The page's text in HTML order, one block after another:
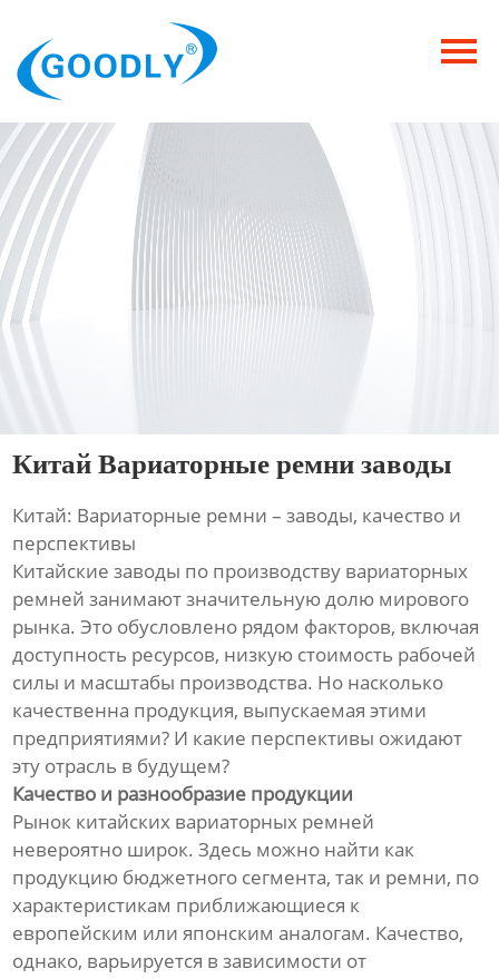
Продукция
ОТРАСЛИ
Категория
Новости
Контакты
Китай Вариаторные ремни заводы
Китай: Вариаторные ремни – заводы, качество и
перспективы
Китайские заводы по производству вариаторных
ремней занимают значительную долю мирового
рынка. Это обусловлено рядом факторов, включая
доступность ресурсов, низкую стоимость рабочей
силы и масштабы производства. Но насколько
качественна продукция, выпускаемая этими
предприятиями? И какие перспективы ожидают
эту отрасль в будущем?
Качество и разнообразие продукции
Рынок китайских вариаторных ремней
невероятно широк. Здесь можно найти как
продукцию бюджетного сегмента, так и ремни, по
характеристикам приближающиеся к
европейским или японским аналогам. Качество,
однако, варьируется в зависимости от